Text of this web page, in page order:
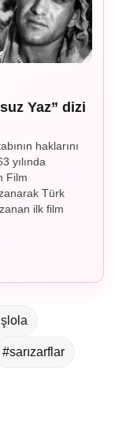
Yaz” dizi
haklarını
yılında
Film
Türk
ilk film
#sarızarflar